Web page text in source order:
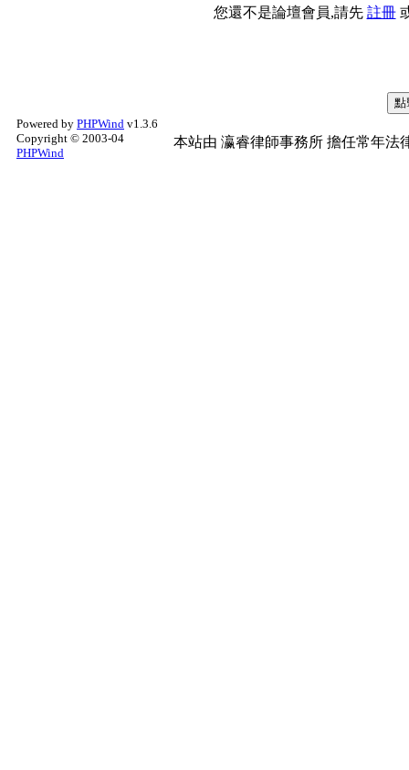
您還不是論壇會員,請先 註冊
Powered by PHPWind v1.3.6
Copyright © 2003-04
PHPWind
本站由 瀛睿律師事務所 擔任常年法